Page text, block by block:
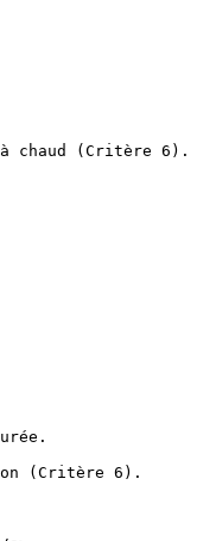
chaud (Critère 6).
(Critère 6).